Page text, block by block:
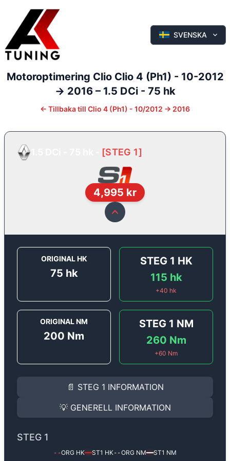
SVENSKA
Motoroptimering Clio Clio 4 (Ph1) - 10-2012
-> 2016– 1.5 DCi - 75 hk
← Tillbaka till Clio 4 (Ph1) - 10/2012 -> 2016
[STEG 1]
4,995 kr
ORIGINAL HK
75 hk
STEG 1 HK
115 hk
+40 hk
ORIGINAL NM
200 Nm
STEG 1 NM
260 Nm
+60 Nm
📄 STEG 1 INFORMATION
INFORMATION
Steg 1
Renault Clio 1.5 DCi - 75
Effekten ökar från75 hk till115 hkoch vridmomentet
(+40 hk & +60 Nm).
Ger mer effekt, högre vridmoment, lägre
Steg 1 mjukvara justerar vi ett antal
💡 GENERELL INFORMATION
✅ All mjukvara är skräddarsydd för din bil
✅ Felsökning inann samt efter optimering
STEG 1
--ORG HK━━ST1 HK--ORG NM━━ST1 NM